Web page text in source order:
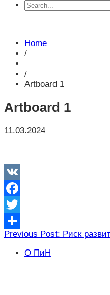
Home
/
/
Artboard 1
Artboard 1
11.03.2024
VK
Facebook
Twitter
Отправить
Навигация
по
Previous Post: Риск
О ПиН